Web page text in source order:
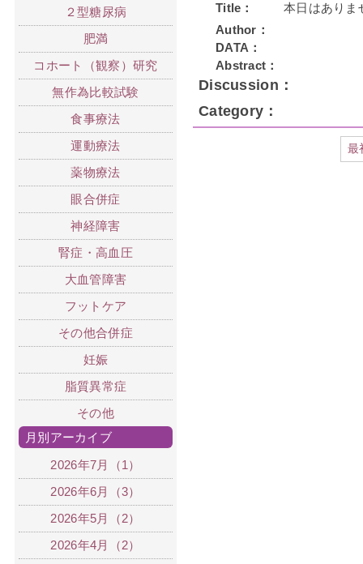
Title：
本日はありま
Author：
DATA：
Abstract：
Discussion：
Category：
最
２型糖尿病
肥満
コホート（観察）研究
無作為比較試験
食事療法
運動療法
薬物療法
眼合併症
神経障害
腎症・高血圧
大血管障害
フットケア
その他合併症
妊娠
脂質異常症
その他
月別アーカイブ
2026年7月（1）
2026年6月（3）
2026年5月（2）
2026年4月（2）